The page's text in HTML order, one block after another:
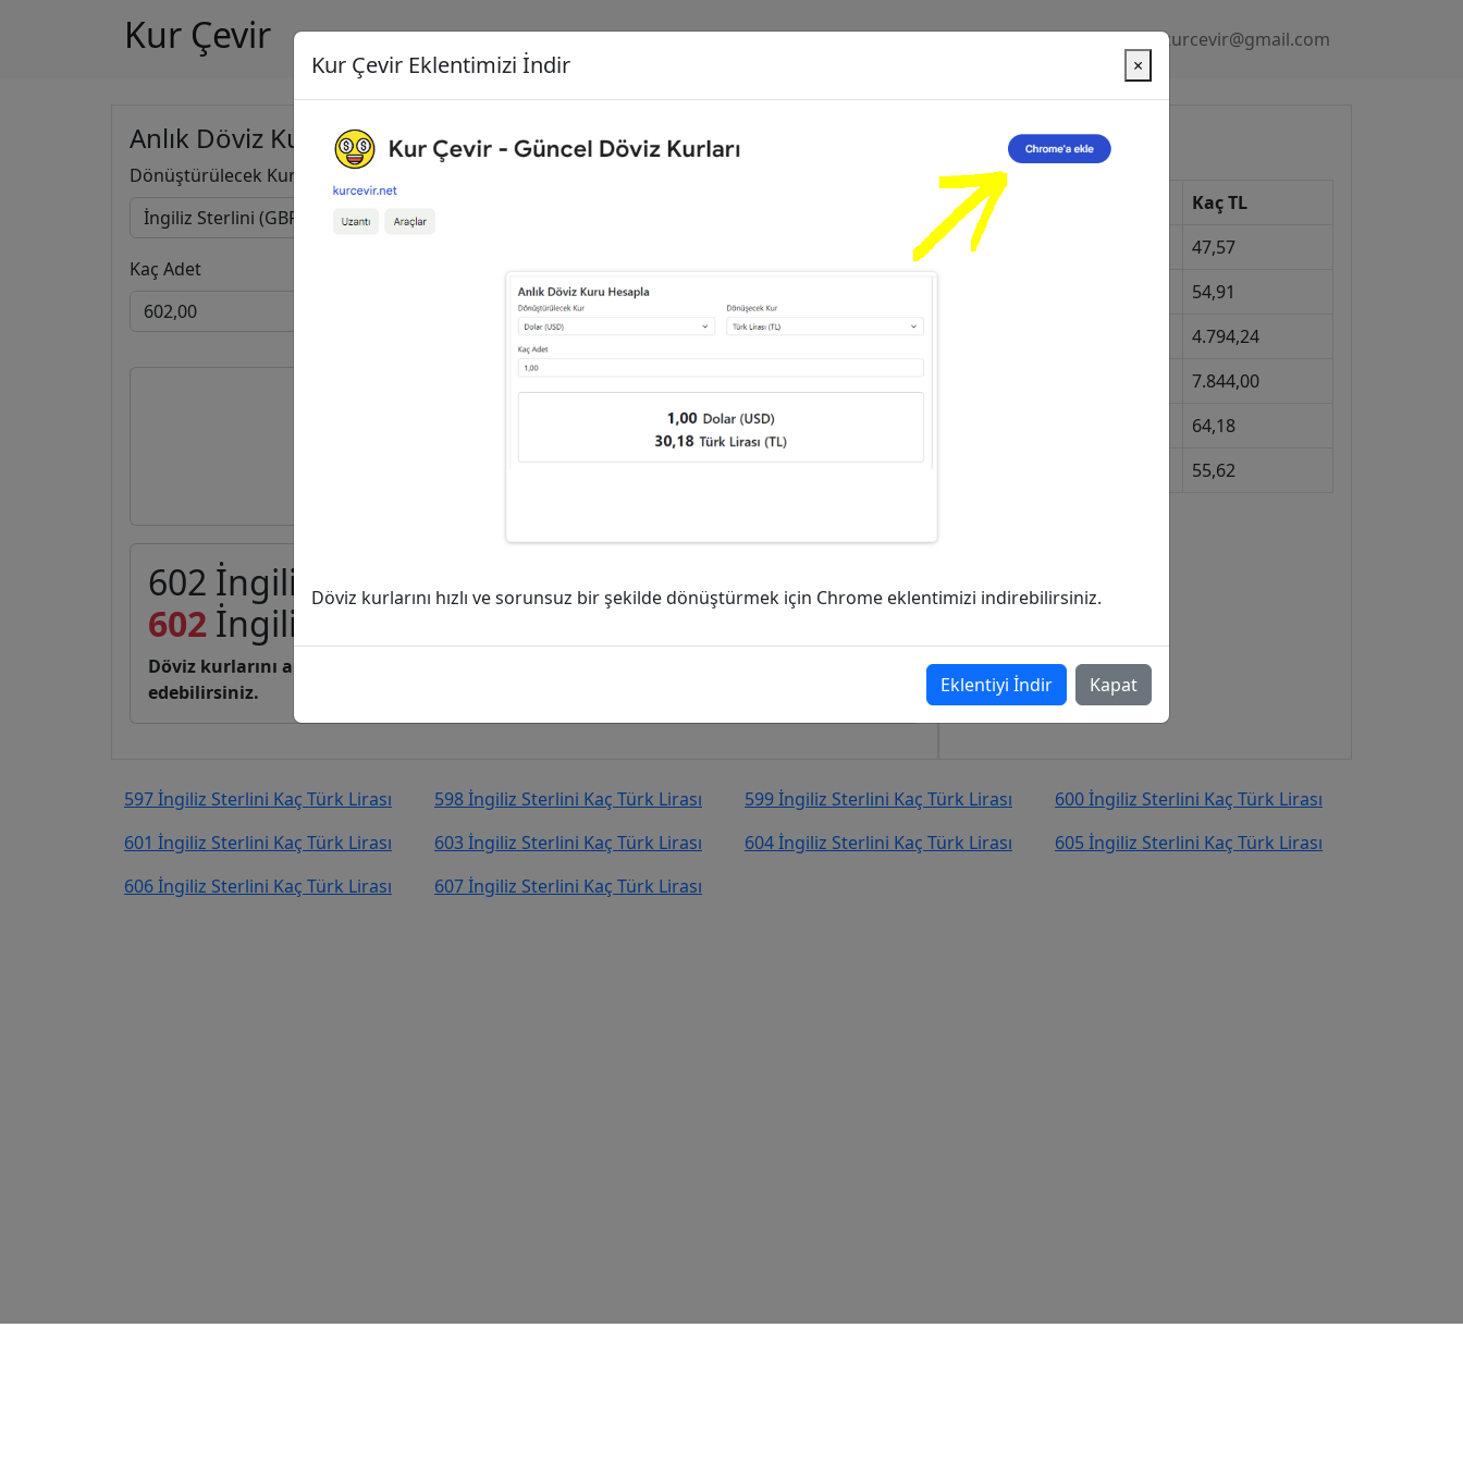
Kur Çevir Gizlilik Politikası kurcevir@gmail.com
Anlık Döviz Kuru Hesapla
Dönüştürülecek Kur
Kaç Adet
İngiliz Sterlini (GBP)
602 İngiliz Sterlini (GBP) kaç Türk Lirası (TL)?
602 İngiliz Sterlini Türk Lirası (TL)
Döviz kurlarını anlık, canlı, basit bir şekilde kurcevir.net adresinden takip
edebilirsiniz.
Güncel Kurlar
Kur
Kaç TL
Dolar
47,57
54,91
4.794,24
7.844,00
64,18
55,62
597 İngiliz Sterlini Kaç Türk Lirası 598 İngiliz Sterlini Kaç Türk Lirası 599 İngiliz Sterlini Kaç Türk Lirası
600 İngiliz Sterlini Kaç Türk Lirası
601 İngiliz Sterlini Kaç Türk Lirası
603 İngiliz Sterlini Kaç Türk Lirası 604 İngiliz Sterlini Kaç Türk Lirası
605 İngiliz Sterlini Kaç Türk Lirası
606 İngiliz Sterlini Kaç Türk Lirası
607 İngiliz Sterlini Kaç Türk Lirası
Kur Çevir Eklentimizi İndir ×
Döviz kurlarını hızlı ve sorunsuz bir şekilde dönüştürmek için Chrome eklentimizi indirebilirsiniz.
Eklentiyi İndir Kapat